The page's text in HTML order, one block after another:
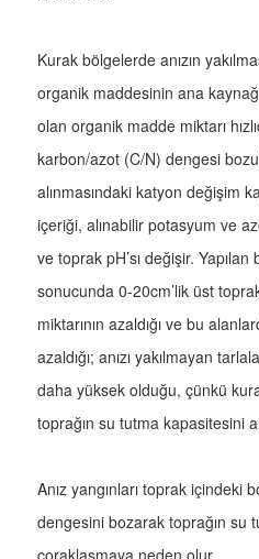
Kurak bölgelerde anızın
organik maddesinin ana
olan organik madde miktarı
karbon/azot (C/N) dengesi
alınmasındaki katyon değişim
içeriği, alınabilir potasyum ve
ve toprak pH’sı değişir. Yapılan
sonucunda 0-20cm’lik üst
miktarının azaldığı ve bu
azaldığı; anızı yakılmayan
daha yüksek olduğu, çünkü
toprağın su tutma kapasitesini
Anız yangınları toprak içindeki
dengesini bozarak toprağın su